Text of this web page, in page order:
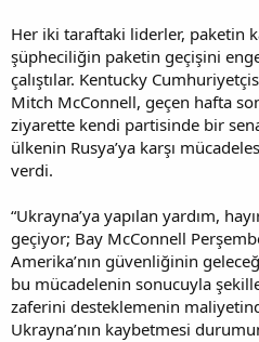
Her iki taraftaki liderler, paketin
şüpheciliğin paketin geçişini
çalıştılar. Kentucky
Mitch McConnell, geçen hafta
ziyarette kendi partisinde bir
ülkenin Rusya’ya karşı
verdi.
“Ukrayna’ya yapılan yardım,
geçiyor; Bay McConnell
Amerika’nın güvenliğinin
bu mücadelenin sonucuyla
zaferini desteklemenin
Ukrayna’nın kaybetmesi